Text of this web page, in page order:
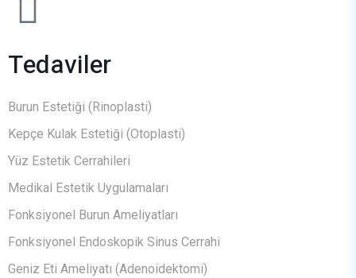
Tedaviler
Burun Estetiği (Rinoplasti)
Kepçe Kulak Estetiği (Otoplasti)
Yüz Estetik Cerrahileri
Medikal Estetik Uygulamaları
Fonksiyonel Burun Ameliyatları
Fonksiyonel Endoskopik Sinus Cerrahi
Geniz Eti Ameliyatı (Adenoidektomi)